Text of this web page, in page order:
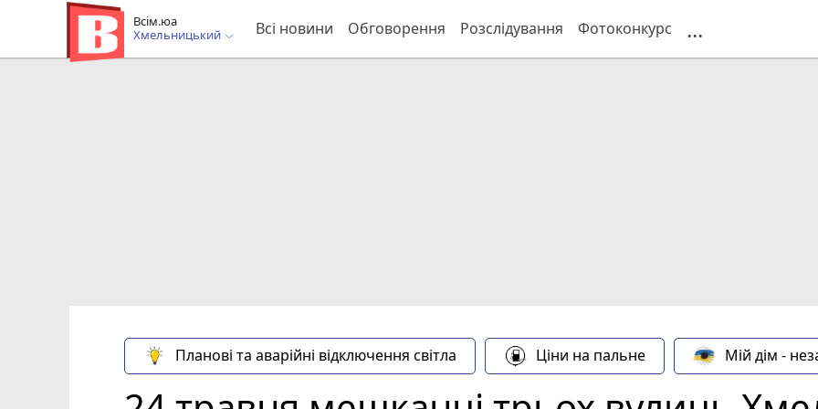
Всім.юа
Хмельницький
Всі новини Обговорення Розслідування Фотоконкурс ...
Планові та аварійні відключення світла Ціни на пальне Мій дім -